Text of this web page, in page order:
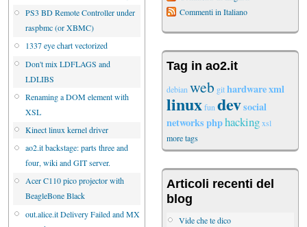
PS3 BD Remote Controller under
raspbmc (or XBMC)
1337 eye chart vectorized
Don't mix LDFLAGS and
LDLIBS
Renaming a DOM element with
XSL
Kinect linux kernel driver
ao2.it backstage: parts three and
four, wiki and GIT server.
Acer C110 pico projector with
BeagleBone Black
out.alice.it Delivery Failed and MX
Commenti in Italiano
Tag in ao2.it
debian web githardwarexml
linuxfun devsocial
networksphphackingxsl
more tags
Articoli recenti del
blog
Vide che te dico